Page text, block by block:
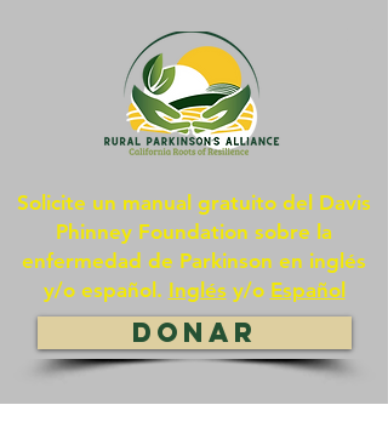
DONAR
Solicite un manual gratuito del Davis
Phinney Foundation sobre la
enfermedad de Parkinson en inglés
y/o español. Inglés y/o Español